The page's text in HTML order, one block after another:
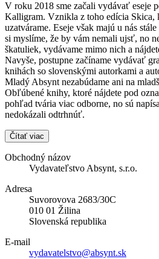
V roku 2018 sme začali vydávať eseje
Kalligram. Vznikla z toho edícia Skica,
uzatvárame. Eseje však majú u nás
si myslíme, že by vám nemali ujsť, no
škatuliek, vydávame mimo nich a
Navyše, postupne začíname vydávať
knihách so slovenskými autorkami a
Mladý Absynt nezabúdame ani na
Obľúbené knihy, ktoré nájdete pod
pohľad tvária viac odborne, no sú
nedokázali odtrhnúť.
Čítať viac
Obchodný názov
Vydavateľstvo Absynt, s.r.o.
Adresa
Suvorovova 2683/30C
010 01 Žilina
Slovenská republika
E-mail
vydavatelstvo@absynt.sk